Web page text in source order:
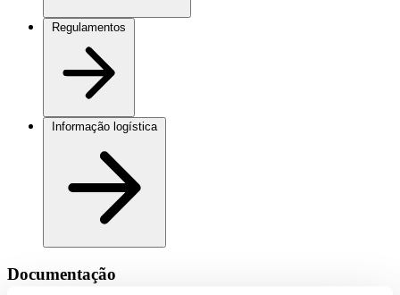
Documentação